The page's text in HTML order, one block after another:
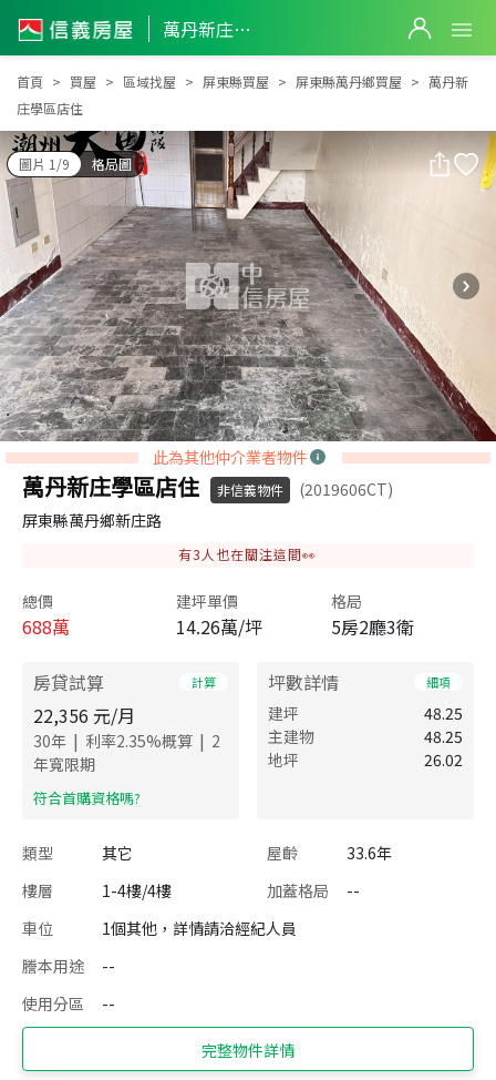
萬丹新庄學區店住
萬丹新庄學區店住
首頁 買屋 區域找屋 屏東縣買屋 屏東縣萬丹鄉買屋
萬丹新
庄學區店住
圖片 1/9 格局圖
此為其他仲介業者物件
萬丹新庄學區店住 非信義物件
(2019606CT)
屏東縣萬丹鄉新庄路
有3 人也在關注這間👀
總價
688萬
建坪單價
14.26萬/坪
格局
5房2廳3衛
房貸試算 計算
22,356 元/月
30年 | 利率2.35%概算 | 2
年寬限期
​符合首購資格嗎?
坪數詳情 細項
建坪
48.25
主建物
48.25
地坪
26.02
類型 其它 屋齡
33.6年
樓層
1-4樓/4樓 加蓋格局
--
車位
1個其他，詳情請洽經紀人員
謄本用途
--
使用分區
--
完整物件詳情